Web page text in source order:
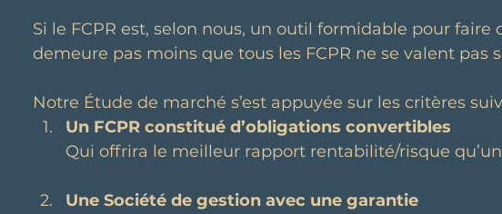
Si le FCPR est, selon nous, un outil formidable pour faire
demeure pas moins que tous les FCPR ne se valent pas
Notre Étude de marché s’est appuyée sur les critères
Un FCPR constitué d’obligations convertibles
Qui offrira le meilleur rapport rentabilité/risque qu’un
Une Société de gestion avec une garantie